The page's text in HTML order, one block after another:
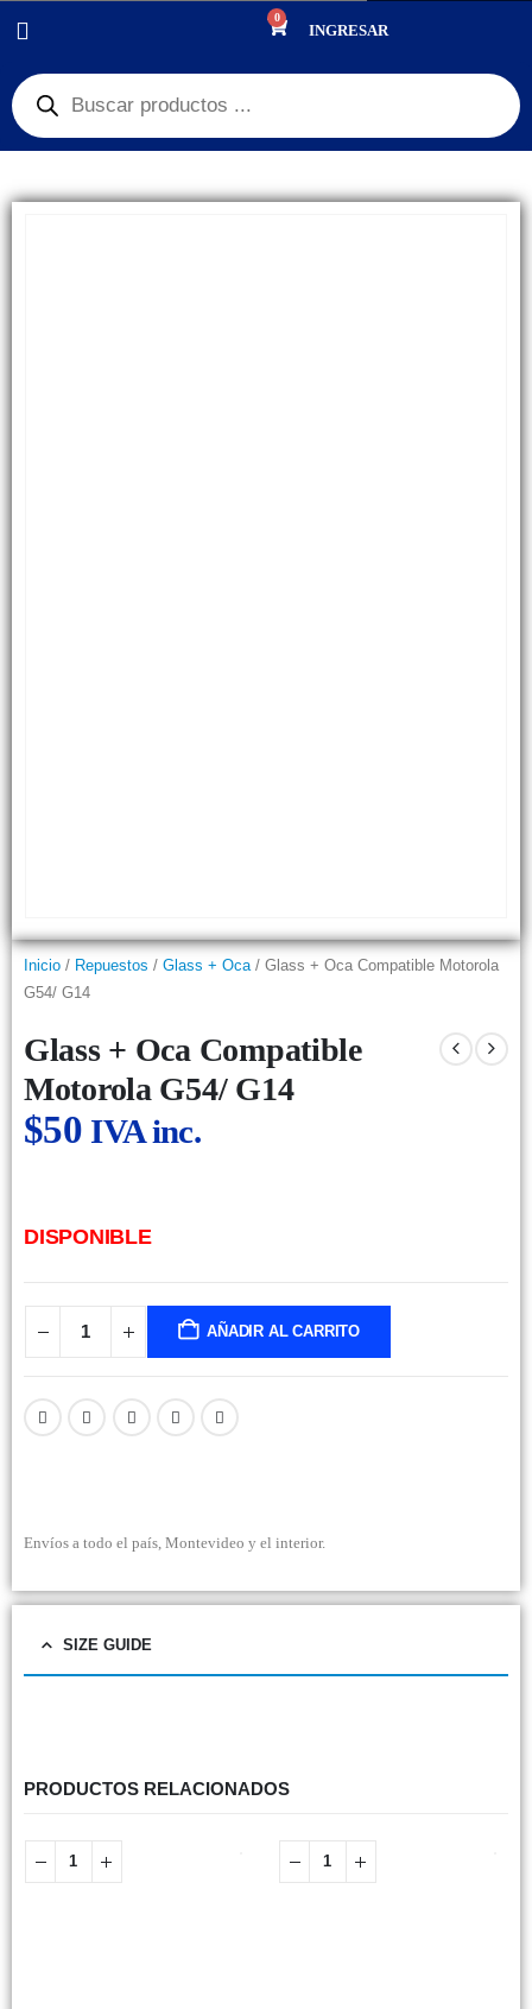
0
INGRESAR
GLASS + OCA
Inicio / Repuestos / Glass + Oca / Glass + Oca Compatible Motorola
G54/ G14
Glass + Oca Compatible
Motorola G54/ G14
$50 IVA inc.
DISPONIBLE
AÑADIR AL CARRITO
Envíos a todo el país, Montevideo y el interior.
SIZE GUIDE
PRODUCTOS RELACIONADOS